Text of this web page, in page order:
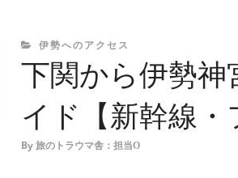
CATEGORIES
伊勢へのアクセス
下関から伊勢
イド【新幹線・
By 旅のトラウマ舎：担当O